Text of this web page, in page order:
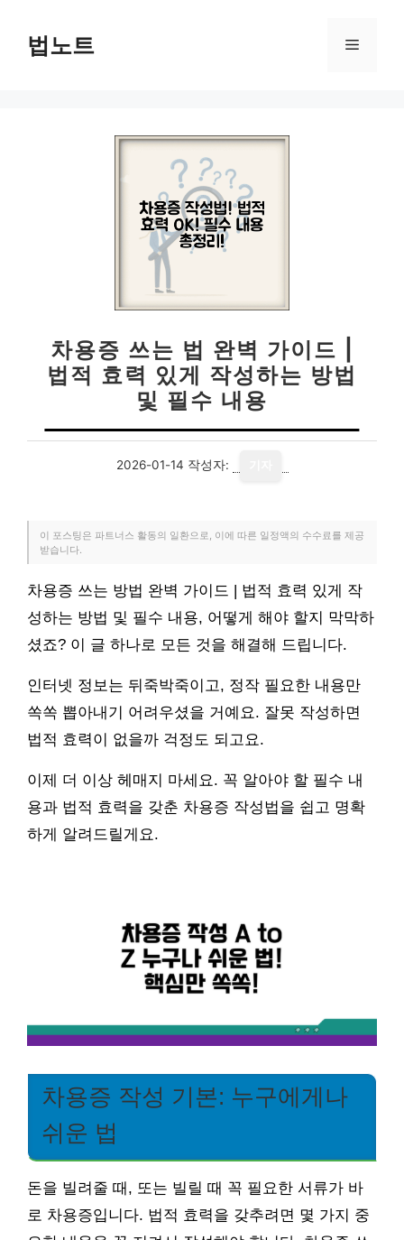
법노트 메
차용증 쓰는 법 완벽 가이드 |
법적 효력 있게 작성하는 방법
및 필수 내용
2026-01-14 작성자:
이 포스팅은 파트너스 활동의 일환으로, 이에 따른 일정액의 수수료를 제공
받습니다.
차용증 쓰는 방법 완벽 가이드 | 법적 효력 있게 작
성하는 방법 및 필수 내용, 어떻게 해야 할지 막막하
셨죠? 이 글 하나로 모든 것을 해결해 드립니다.
인터넷 정보는 뒤죽박죽이고, 정작 필요한 내용만
쏙쏙 뽑아내기 어려우셨을 거예요. 잘못 작성하면
법적 효력이 없을까 걱정도 되고요.
이제 더 이상 헤매지 마세요. 꼭 알아야 할 필수 내
용과 법적 효력을 갖춘 차용증 작성법을 쉽고 명확
하게 알려드릴게요.
차용증 작성 기본: 누구에게나
쉬운 법
돈을 빌려줄 때, 또는 빌릴 때 꼭 필요한 서류가 바
로 차용증입니다. 법적 효력을 갖추려면 몇 가지 중